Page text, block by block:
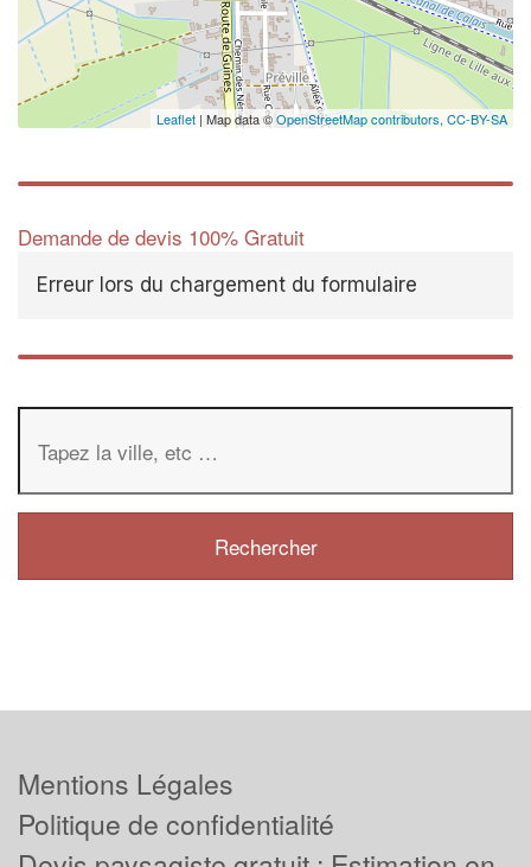
Leaflet | Map data ©OpenStreetMap contributors, CC-BY-SA
Demande de devis 100% Gratuit
Erreur lors du chargement du formulaire
Mentions Légales
Politique de confidentialité